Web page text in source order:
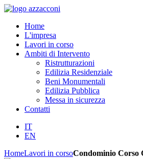
Home
L'impresa
Lavori in corso
Ambiti di Intervento
Ristrutturazioni
Edilizia Residenziale
Beni Monumentali
Edilizia Pubblica
Messa in sicurezza
Contatti
IT
EN
HomeLavori in corsoCondominio Corso